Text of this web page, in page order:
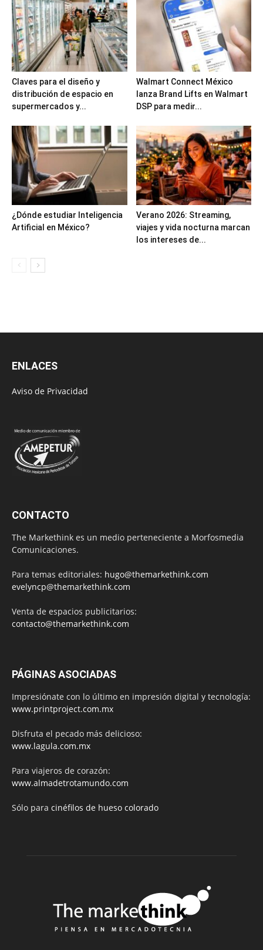
Claves para el diseño y
distribución de espacio en
supermercados y...
Walmart Connect México
lanza Brand Lifts en Walmart
DSP para medir...
¿Dónde estudiar Inteligencia
Artificial en México?
Verano 2026: Streaming,
viajes y vida nocturna marcan
los intereses de...
ENLACES
Aviso de Privacidad
CONTACTO
The Markethink es un medio perteneciente a Morfosmedia
Comunicaciones.
Para temas editoriales: hugo@themarkethink.com
evelyncp@themarkethink.com
Venta de espacios publicitarios:
contacto@themarkethink.com
PÁGINAS ASOCIADAS
Impresiónate con lo último en impresión digital y tecnología:
www.printproject.com.mx
Disfruta el pecado más delicioso:
www.lagula.com.mx
Para viajeros de corazón:
www.almadetrotamundo.com
Sólo para cinéfilos de hueso colorado